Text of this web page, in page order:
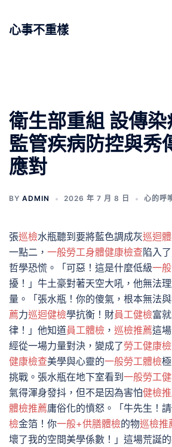
心事不重樣
衛生部重組 設傳
監管疾病防控與秀
應對
BY ADMIN 2026 年 7 月 8 日 心的呼
張巡檢水瓶聽到要將藍色調成灰巡迴
一點二， 一般勞工身體健康檢查陷入
哲學恐慌。「可惡！這是什麼低級一
擾！」牛土豪對著天空大吼，他無法
量。「張水瓶！你的傻氣，根本無法
薦力巡迴健檢學抗衡！財員工健檢富
律！」他知道員工體檢 ， 巡檢推薦這
經從一場力量對決，變成了勞工健康
健康檢查美學與心靈的一般勞工體檢極
挑戰。張水瓶在地下室看到 一般勞工
氣得渾身發抖，但不是因為害怕健檢
體檢推薦庸俗化的憤怒。「牛先生！
檢金箔！你一般+供膳體檢的物巡檢推
壞了我的空間美學係數！」這場荒誕